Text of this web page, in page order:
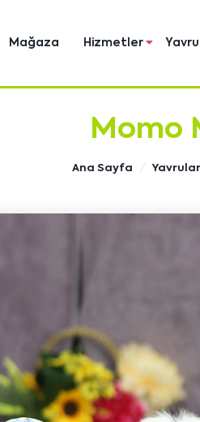
Mağaza Hizmetler
Momo
Ana Sayfa Yavrular